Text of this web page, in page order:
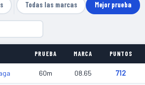
Todas las marcas Mejor prueba
PRUEBA MARCA PUNTOS
60m 08.65 712